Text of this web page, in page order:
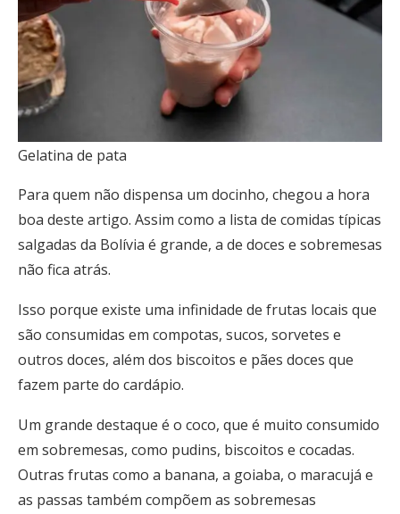
Gelatina de pata
Para quem não dispensa um docinho, chegou a hora
boa deste artigo. Assim como a lista de comidas típicas
salgadas da Bolívia é grande, a de doces e sobremesas
não fica atrás.
Isso porque existe uma infinidade de frutas locais que
são consumidas em compotas, sucos, sorvetes e
outros doces, além dos biscoitos e pães doces que
fazem parte do cardápio.
Um grande destaque é o coco, que é muito consumido
em sobremesas, como pudins, biscoitos e cocadas.
Outras frutas como a banana, a goiaba, o maracujá e
as passas também compõem as sobremesas